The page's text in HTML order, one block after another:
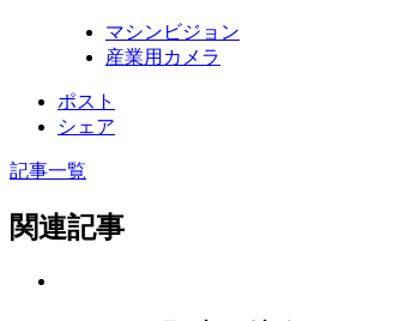
マシンビジョン
産業用カメラ
ポスト
シェア
記事一覧
関連記事